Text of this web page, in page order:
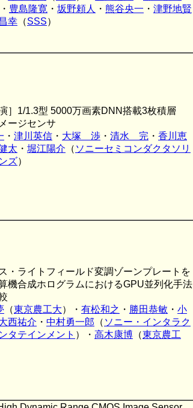
豊島隆寛 ・ 坂野頼人 ・ 熊谷央一 ・ 津野地賢
幸 （SSS）
］1/1.3型 5000万画素DNN搭載3枚積層
ージセンサ
・ 津川英信 ・ 大塚 渉 ・ 清水 完 ・ 香川恵
太 ・ 堀江陽介 （ ソニーセミコンダクタソリ
ズ）
・ライトフィールド変調ゾーンプレートを
機合成ホログラムにおけるGPU並列化手法
（東京農工大）・ 有松和之 ・ 勝田恭敏 ・ 小
西祐介 ・ 中村勇一郎 （ ソニー・インタラク
タテインメント ）・ 高木康博 （東京農工